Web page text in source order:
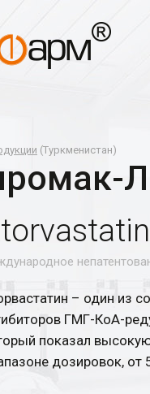
(Туркменистан)
– один из
ГМГ-КоА-
показал
дозировок, от